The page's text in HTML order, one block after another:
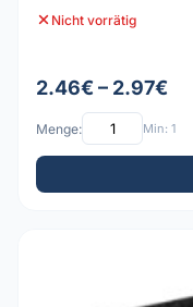
Nicht vorrätig
2.46€ – 2.97€
Menge: Min: 1